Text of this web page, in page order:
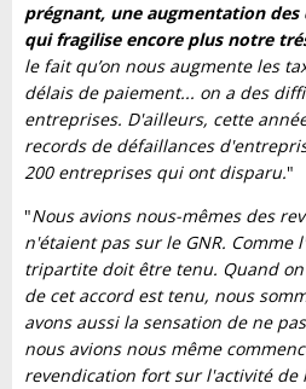
prégnant, une augmentation des
qui fragilise encore plus notre
le fait qu’on nous augmente les
délais de paiement... on a des
entreprises. D'ailleurs, cette
records de défaillances
200 entreprises qui ont disparu."
"Nous avions nous-mêmes des
n'étaient pas sur le GNR. Comme
tripartite doit être tenu. Quand
de cet accord est tenu, nous
avons aussi la sensation de ne
nous avions nous même
revendication fort sur l'activité